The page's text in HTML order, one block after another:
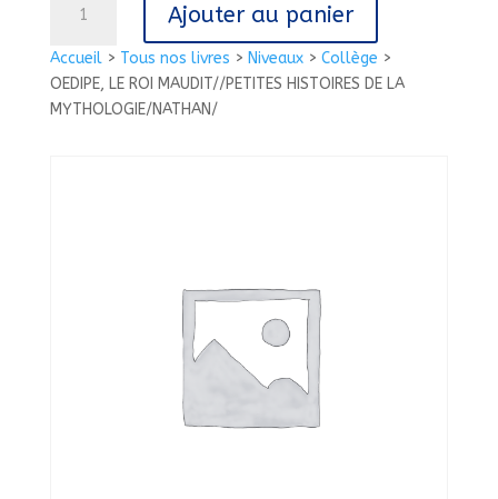
Accueil> Tous nos livres > Niveaux> Collège >
OEDIPE, LE ROI MAUDIT//PETITES HISTOIRES DE LA
MYTHOLOGIE/NATHAN/
OEDIPE,
LE
ROI
Ajouter au panier